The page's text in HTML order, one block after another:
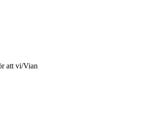
att vi/Vian